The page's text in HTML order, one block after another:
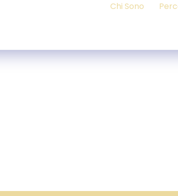
Chi Sono